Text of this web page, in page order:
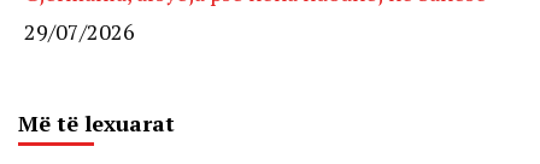
29/07/2026
Më të lexuarat